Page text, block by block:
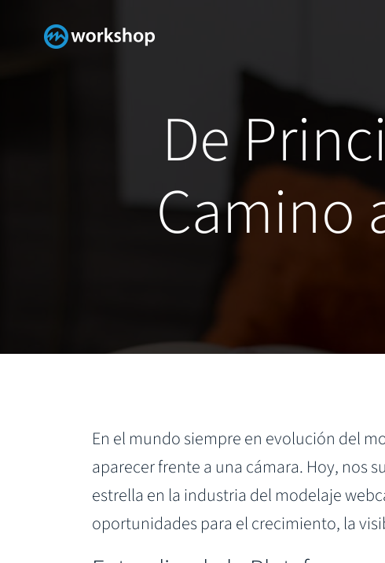
De
Camino
En el mundo siempre en evolución del
aparecer frente a una cámara. Hoy, nos
estrella en la industria del modelaje
oportunidades para el crecimiento, la